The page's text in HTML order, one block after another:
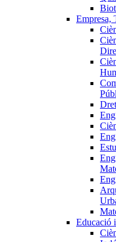
Empresa,
Educació